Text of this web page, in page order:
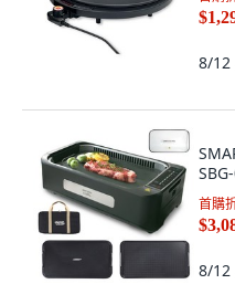
8/12
首購
8/12